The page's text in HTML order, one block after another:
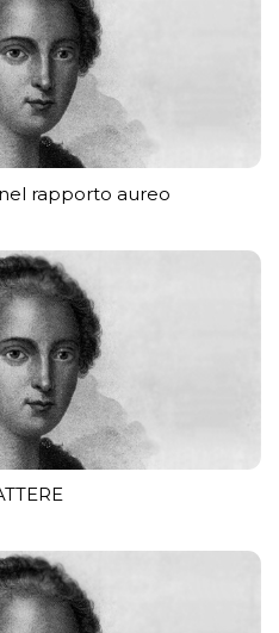
rapporto aureo